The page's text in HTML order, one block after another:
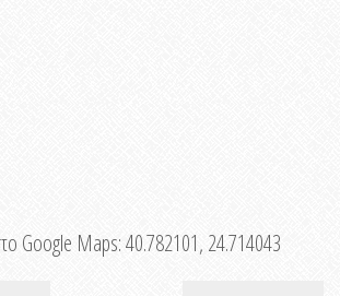
Google Maps:40.782101, 24.714043